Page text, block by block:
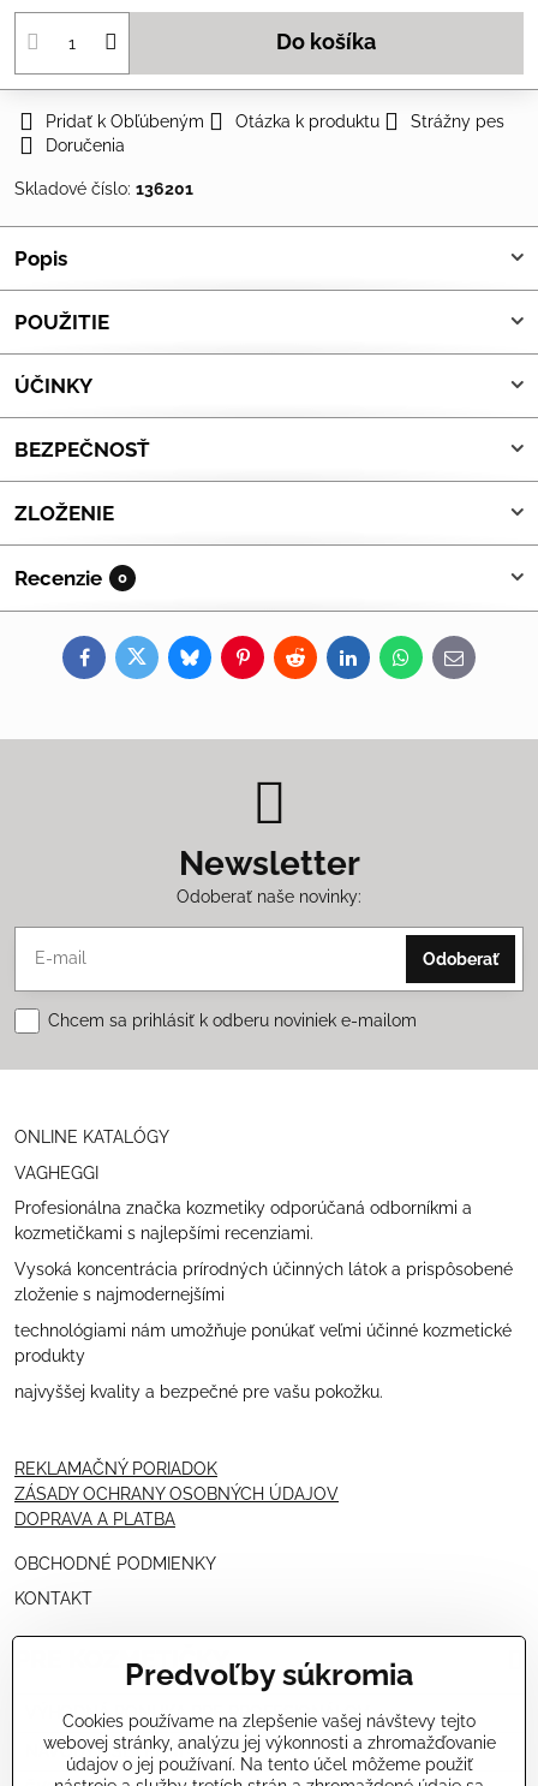
Do košíka
Pridať k Obľúbeným Otázka k produktu
Strážny pes
Doručenia
Skladové číslo: 136201
Popis
POUŽITIE
ÚČINKY
BEZPEČNOSŤ
ZLOŽENIE
Recenzie 0
FacebookTwitterBlueskyPinterestRedditLinkedInWhatsApp
E-
mail
Newsletter
Odoberať naše novinky:
Odoberať
Chcem sa prihlásiť k odberu noviniek e-mailom
ONLINE KATALÓGY
VAGHEGGI
Profesionálna značka kozmetiky odporúčaná odborníkmi a
kozmetičkami s najlepšími recenziami.
Vysoká koncentrácia prírodných účinných látok a prispôsobené
zloženie s najmodernejšími
technológiami nám umožňuje ponúkať veľmi účinné kozmetické
produkty
najvyššej kvality a bezpečné pre vašu pokožku.
REKLAMAČNÝ PORIADOK
ZÁSADY OCHRANY OSOBNÝCH ÚDAJOV
DOPRAVA A PLATBA
OBCHODNÉ PODMIENKY
KONTAKT
PRE KOZMETIČKY
VÝHODNÁ PONUKA PRE PROFESIONÁLOV
NÁVODY OŠETRENÍ - VIDEÁ
Predvoľby súkromia
Cookies používame na zlepšenie vašej návštevy tejto
webovej stránky, analýzu jej výkonnosti a zhromažďovanie
údajov o jej používaní. Na tento účel môžeme použiť